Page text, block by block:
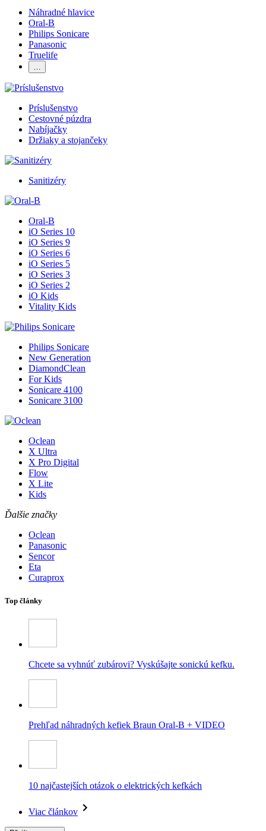
Náhradné hlavice
Oral-B
Philips Sonicare
Panasonic
Truelife
…
Príslušenstvo
Cestovné púzdra
Nabíjačky
Držiaky a stojančeky
Sanitizéry
Oral-B
iO Series 10
iO Series 9
iO Series 6
iO Series 5
iO Series 3
iO Series 2
iO Kids
Vitality Kids
Philips Sonicare
New Generation
DiamondClean
For Kids
Sonicare 4100
Sonicare 3100
Oclean
X Ultra
X Pro Digital
Flow
X Lite
Kids
Ďalšie značky
Oclean
Panasonic
Sencor
Eta
Curaprox
Top články
Chcete sa vyhnúť zubárovi? Vyskúšajte sonickú kefku.
Prehľad náhradných kefiek Braun Oral-B + VIDEO
10 najčastejších otázok o elektrických kefkách
Viac článkov